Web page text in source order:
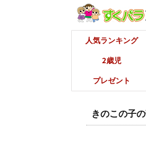
人気ランキング
2歳児
プレゼント
きのこの子